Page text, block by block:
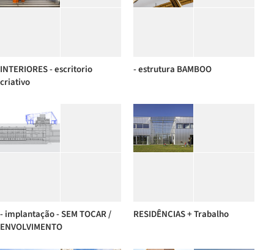
INTERIORES - escritorio
criativo
- estrutura BAMBOO
- implantação - SEM TOCAR /
ENVOLVIMENTO
RESIDÊNCIAS + Trabalho